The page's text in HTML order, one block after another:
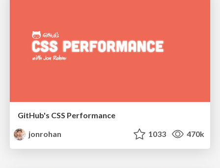
GitHub's CSS Performance
jonrohan
1033 470k